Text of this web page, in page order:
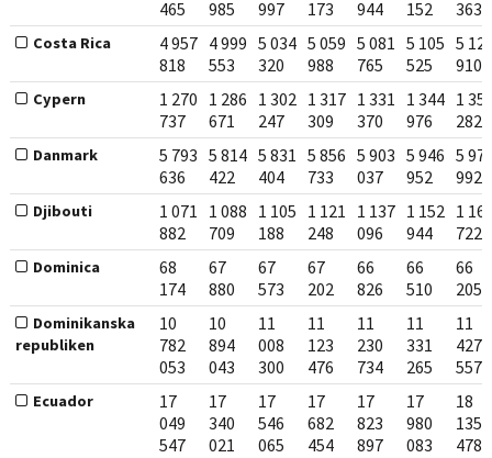
465 985 997 173 944 152 363
Costa Rica
4 957
818
4 999
553
5 034
320
5 059
988
5 081
765
5 105
525
5
910
Cypern
1 270
737
1 286
671
1 302
247
1 317
309
1 331
370
1 344
976
1
282
Danmark
5 793
636
5 814
422
5 831
404
5 856
733
5 903
037
5 946
952
5
992
Djibouti
1 071
882
1 088
709
1 105
188
1 121
248
1 137
096
1 152
944
1
722
Dominica
68
174
67
880
67
573
67
202
66
826
66
510
66
205
Dominikanska
republiken
10
782
053
10
894
043
11
008
300
11
123
476
11
230
734
11
331
265
11
427
557
Ecuador
17
049
547
17
340
021
17
546
065
17
682
454
17
823
897
17
980
083
18
135
478